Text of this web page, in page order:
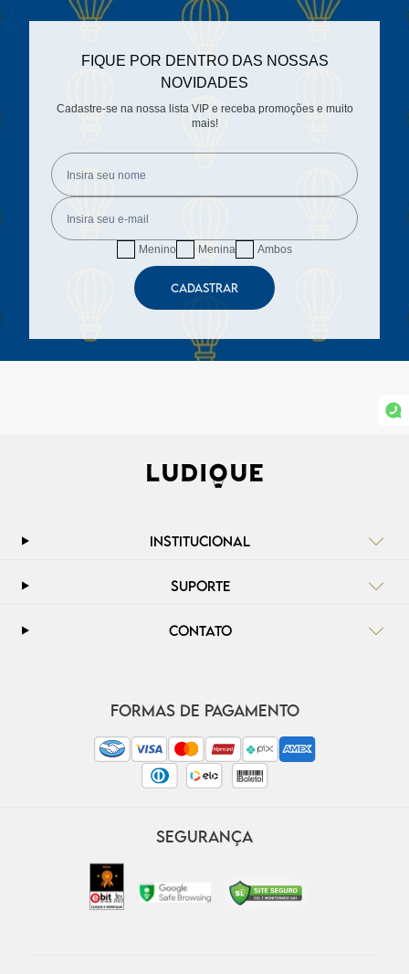
FIQUE POR DENTRO DAS NOSSAS
NOVIDADES
Cadastre-se na nossa lista VIP e receba promoções e muito
mais!
Menino Menina Ambos
CADASTRAR
INSTITUCIONAL
SUPORTE
CONTATO
FORMAS DE PAGAMENTO
SEGURANÇA